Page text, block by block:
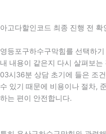
아고다할인코드 최종 진행 전 확
영등포구하수구막힘를 선택하
내 내용이 같은지 다시 살펴보
03시36분 상담 초기에 들은 조
수 있기 때문에 비용이나 절차,
하는 편이 안전합니다.